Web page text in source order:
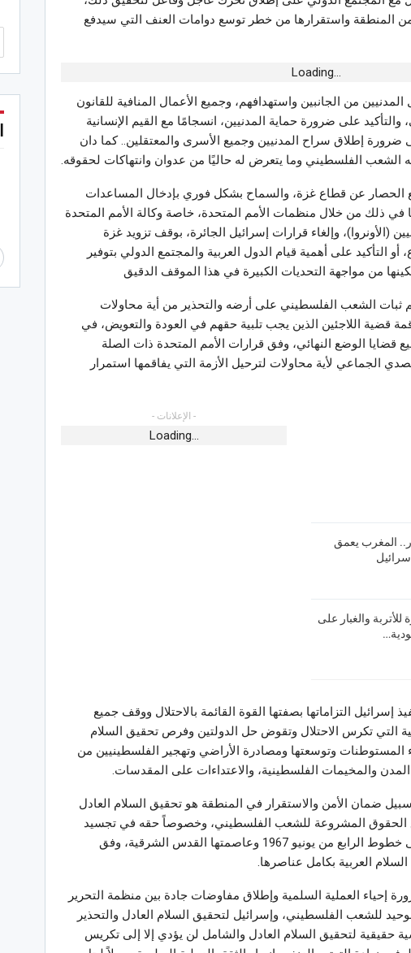
المنطقة واستقرارها من خطر توسع دوامات العنف التي سيدفع
Loading...
من الجانبين واستهدافهم، وجميع الأعمال المنافية للقانون
والتأكيد على ضرورة حماية المدنيين، انسجامًا مع القيم الإنسانية
ضرورة إطلاق سراح المدنيين وجميع الأسرى والمعتقلين.. كما دان
الشعب الفلسطيني وما يتعرض له حاليًا من عدوان وانتهاكات لحقوقه.
عن قطاع غزة، والسماح بشكل فوري بإدخال المساعدات
بما في ذلك من خلال منظمات الأمم المتحدة، خاصة وكالة الأمم المتحدة
(الأونروا)، وإلغاء قرارات إسرائيل الجائرة، بوقف تزويد غزة
أو التأكيد على أهمية قيام الدول العربية والمجتمع الدولي بتوفير
من مواجهة التحديات الكبيرة في هذا الموقف الدقيق
ثبات الشعب الفلسطيني على أرضه والتحذير من أية محاولات
قضية اللاجئين الذين يجب تلبية حقهم في العودة والتعويض، في
قضايا الوضع النهائي، وفق قرارات الأمم المتحدة ذات الصلة
الجماعي لأية محاولات لترحيل الأزمة التي يفاقمها استمرار
المغرب يعمق
للأتربة والغبار على
- الإعلانات -
Loading...
التزاماتها بصفتها القوة القائمة بالاحتلال ووقف جميع
التي تكرس الاحتلال وتقوض حل الدولتين وفرص تحقيق السلام
المستوطنات وتوسعتها ومصادرة الأراضي وتهجير الفلسطينيين من
والمخيمات الفلسطينية، والاعتداءات على المقدسات.
ضمان الأمن والاستقرار في المنطقة هو تحقيق السلام العادل
الحقوق المشروعة للشعب الفلسطيني، وخصوصاً حقه في تجسيد
دولته المستقلة ذات السيادة على خطوط الرابع من يونيو 1967 وعاصمتها القدس الشرقية، وفق
العربية بكامل عناصرها.
العملية السلمية وإطلاق مفاوضات جادة بين منظمة التحرير
للشعب الفلسطيني، وإسرائيل لتحقيق السلام العادل والتحذير
حقيقية لتحقيق السلام العادل والشامل لن يؤدي إلا إلى تكريس